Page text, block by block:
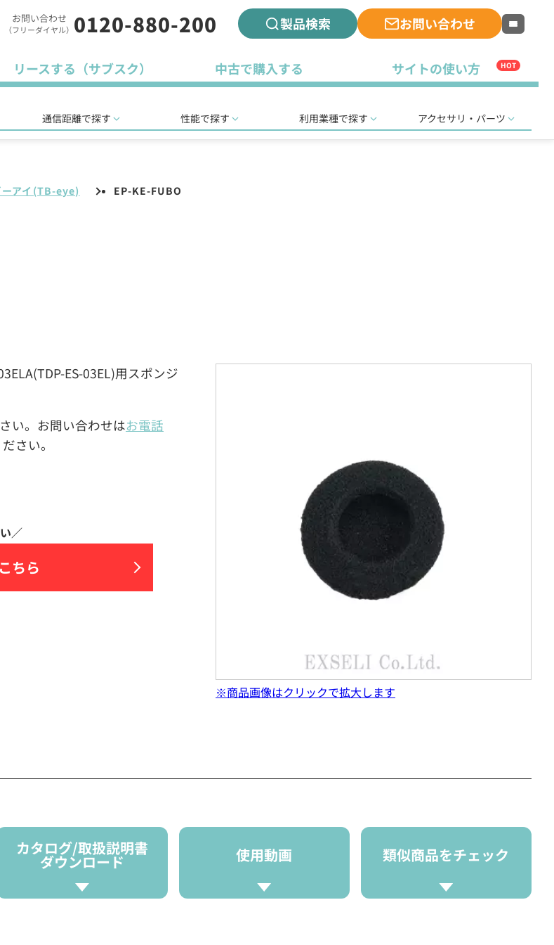
お問い合わせ
（フリーダイヤル） 0120-880-200 製品検索 お問い合わせ
リースする（サブスク） 中古で購入する サイトの使い方 HOT
通信距離で探す 性能で探す 利用業種で探す アクセサリ・パーツ
ーアイ(TB-eye) EP-KE-FUBO
ES-03EL)用スポンジ
い。お問い合わせはお電話
さい。
ちら
※商品画像はクリックで拡大します
カタログ/取扱説明書
ダウンロード 使用動画 類似商品をチェック